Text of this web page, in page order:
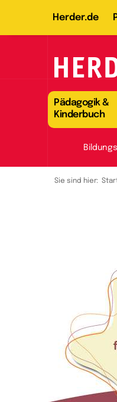
Herder.de
Pädagogik &
Kinderbuch
Sie sind hier: